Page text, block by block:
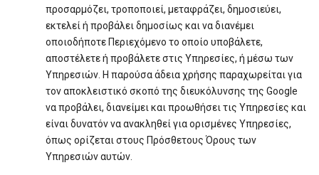
προσαρμόζει, τροποποιεί, μεταφράζει, δημοσιεύει,
εκτελεί ή προβάλει δημοσίως και να διανέμει
οποιοδήποτε Περιεχόμενο το οποίο υποβάλετε,
αποστέλετε ή προβάλετε στις Υπηρεσίες, ή μέσω των
Υπηρεσιών. Η παρούσα άδεια χρήσης παραχωρείται για
τον αποκλειστικό σκοπό της διευκόλυνσης της Google
να προβάλει, διανείμει και προωθήσει τις Υπηρεσίες και
είναι δυνατόν να ανακληθεί για ορισμένες Υπηρεσίες,
όπως ορίζεται στους Πρόσθετους Όρους των
Υπηρεσιών αυτών.